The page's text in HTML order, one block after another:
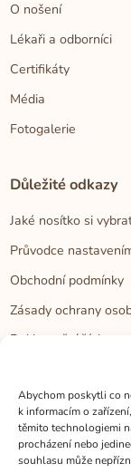
Abychom poskytli co
k informacím o
těmito technologiemi
procházení nebo
souhlasu může
O nošení
Lékaři a odborníci
Certifikáty
Média
Fotogalerie
Důležité odkazy
Jaké nosítko si
Průvodce
Obchodní podmínky
Zásady ochrany
Reklamační řád
Kontakt
Kontakt